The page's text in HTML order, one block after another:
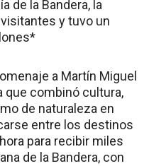
de la Bandera, la
y tuvo un
a Martín Miguel
que combinó cultura,
de naturaleza en
entre los destinos
para recibir miles
de la Bandera, con